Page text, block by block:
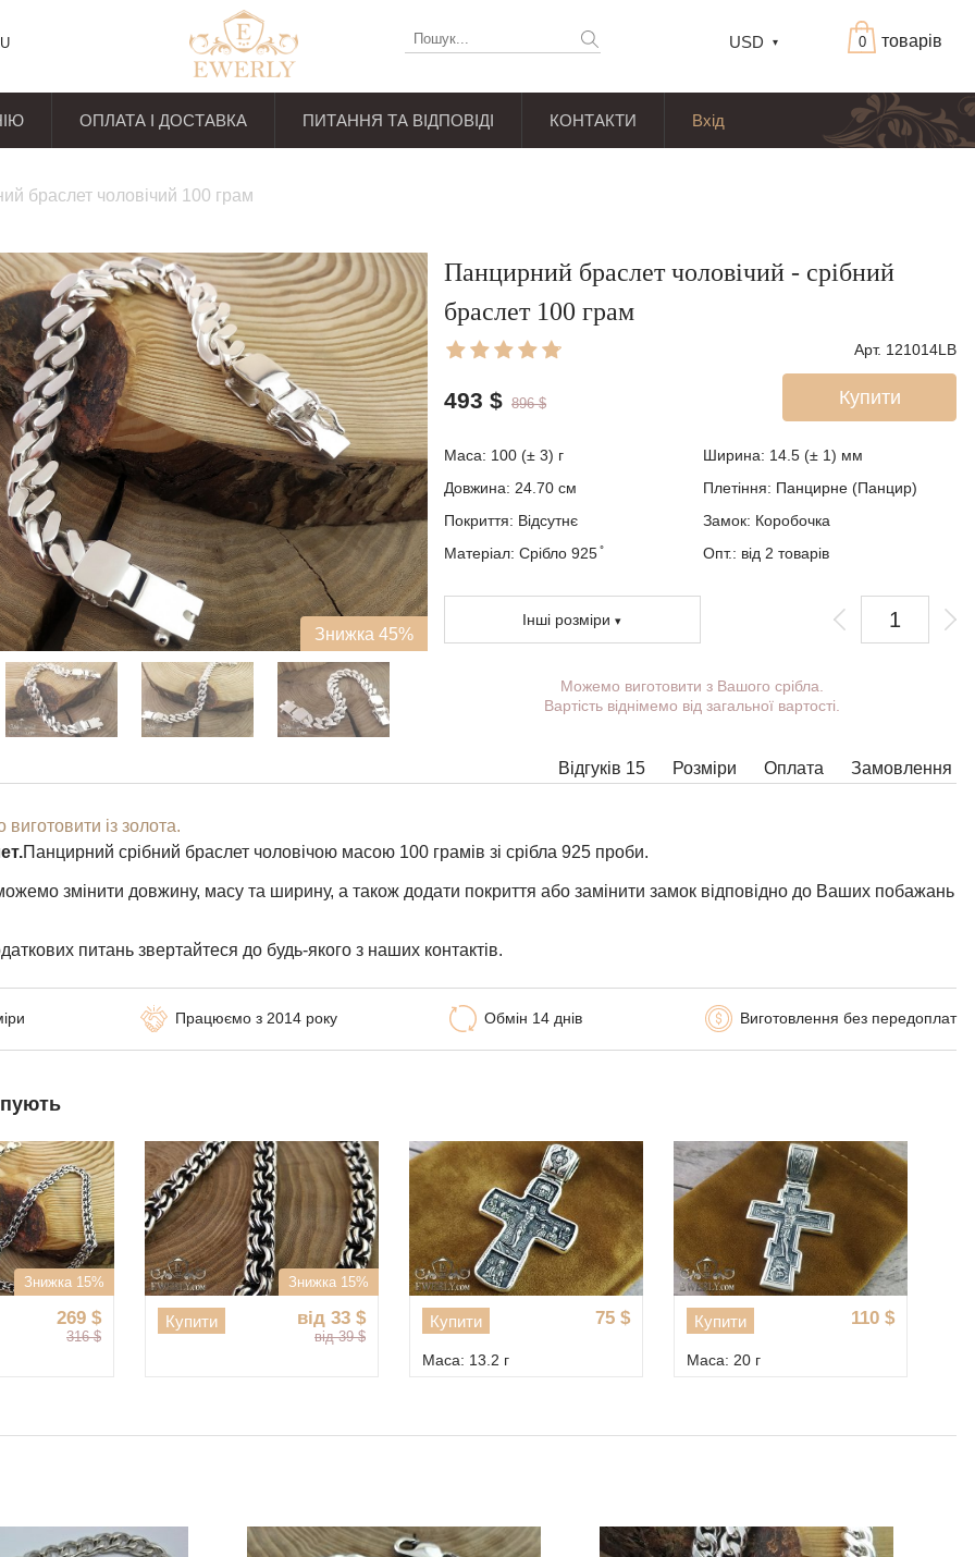
товарів
0
USD
ОПЛАТА І ДОСТАВКА ПИТАННЯ ТА ВІДПОВІДІ КОНТАКТИ Вхід
браслет чоловічий 100 грам
Знижка 45%
Панцирний браслет чоловічий - срібний
браслет 100 грам
Арт. 121014LB
Купити
493 $ 896 $
Маса: 100 (± 3) г Ширина: 14.5 (± 1) мм
Довжина: 24.70 см Плетіння: Панцирне (Панцир)
Покриття: Відсутнє Замок: Коробочка
Матеріал: Срібло 925 ̊
Опт.: від 2 товарів
Інші розміри
Ви можете вибрати покриття, масу,
довжину, ширину, замок.
принципі, в таких випадках наші менеджери
Можемо виготовити з Вашого срібла.
Вартість віднімемо від загальної вартості.
Відгуків 15 Замовлення
Оплата
Розміри
із золота.
Панцирний срібний браслет чоловічою масою 100 грамів зі срібла 925 проби.
змінити довжину, масу та ширину, а також додати покриття або замінити замок відповідно до Ваших побажань
питань звертайтеся до будь-якого з наших контактів.
Обмін 14 днів Виготовлення без передоплат
Працюємо з 2014 року
Знижка 15%
269 $
316 $
Знижка 15%
від 33 $
від 39 $
Купити 75 $
Купити
Маса: 13.2 г
110 $
Купити
Маса: 20 г